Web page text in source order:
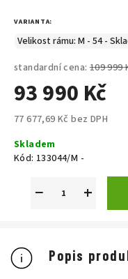
VARIANTA:
standardní cena: 109 999
93 990 Kč
77 677,69 Kč bez DPH
cena:
Skladem
Kód: 133044/M -
+
−
Popis